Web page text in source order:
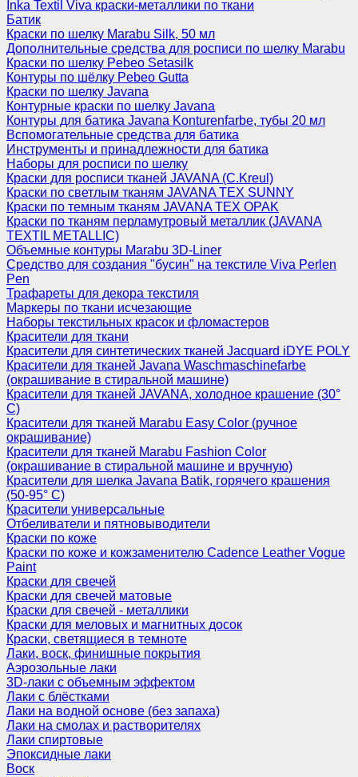
Inka Textil Viva краски-металлики по ткани
Батик
Краски по шелку Marabu Silk, 50 мл
Дополнительные средства для росписи по шелку Marabu
Краски по шелку Pebeo Setasilk
Контуры по шёлку Pebeo Gutta
Краски по шелку Javana
Контурные краски по шелку Javana
Контуры для батика Javana Konturenfarbe, тубы 20 мл
Вспомогательные средства для батика
Инструменты и принадлежности для батика
Наборы для росписи по шелку
Краски для росписи тканей JAVANA (C.Kreul)
Краски по светлым тканям JAVANA TEX SUNNY
Краски по темным тканям JAVANA TEX OPAK
Краски по тканям перламутровый металлик (JAVANA
TEXTIL METALLIC)
Объемные контуры Marabu 3D-Liner
Средство для создания "бусин" на текстиле Viva Perlen
Pen
Трафареты для декора текстиля
Маркеры по ткани исчезающие
Наборы текстильных красок и фломастеров
Красители для ткани
Красители для синтетических тканей Jacquard iDYE POLY
Красители для тканей Javana Waschmaschinefarbe
(окрашивание в стиральной машине)
Красители для тканей JAVANA, холодное крашение (30°
С)
Красители для тканей Marabu Easy Color (ручное
окрашивание)
Красители для тканей Marabu Fashion Color
(окрашивание в стиральной машине и вручную)
Красители для шелка Javana Batik, горячего крашения
(50-95° С)
Красители универсальные
Отбеливатели и пятновыводители
Краски по коже
Краски по коже и кожзаменителю Cadence Leather Vogue
Paint
Краски для свечей
Краски для свечей матовые
Краски для свечей - металлики
Краски для меловых и магнитных досок
Краски, светящиеся в темноте
Лаки, воск, финишные покрытия
Аэрозольные лаки
3D-лаки с объемным эффектом
Лаки с блёстками
Лаки на водной основе (без запаха)
Лаки на смолах и растворителях
Лаки спиртовые
Эпоксидные лаки
Воск